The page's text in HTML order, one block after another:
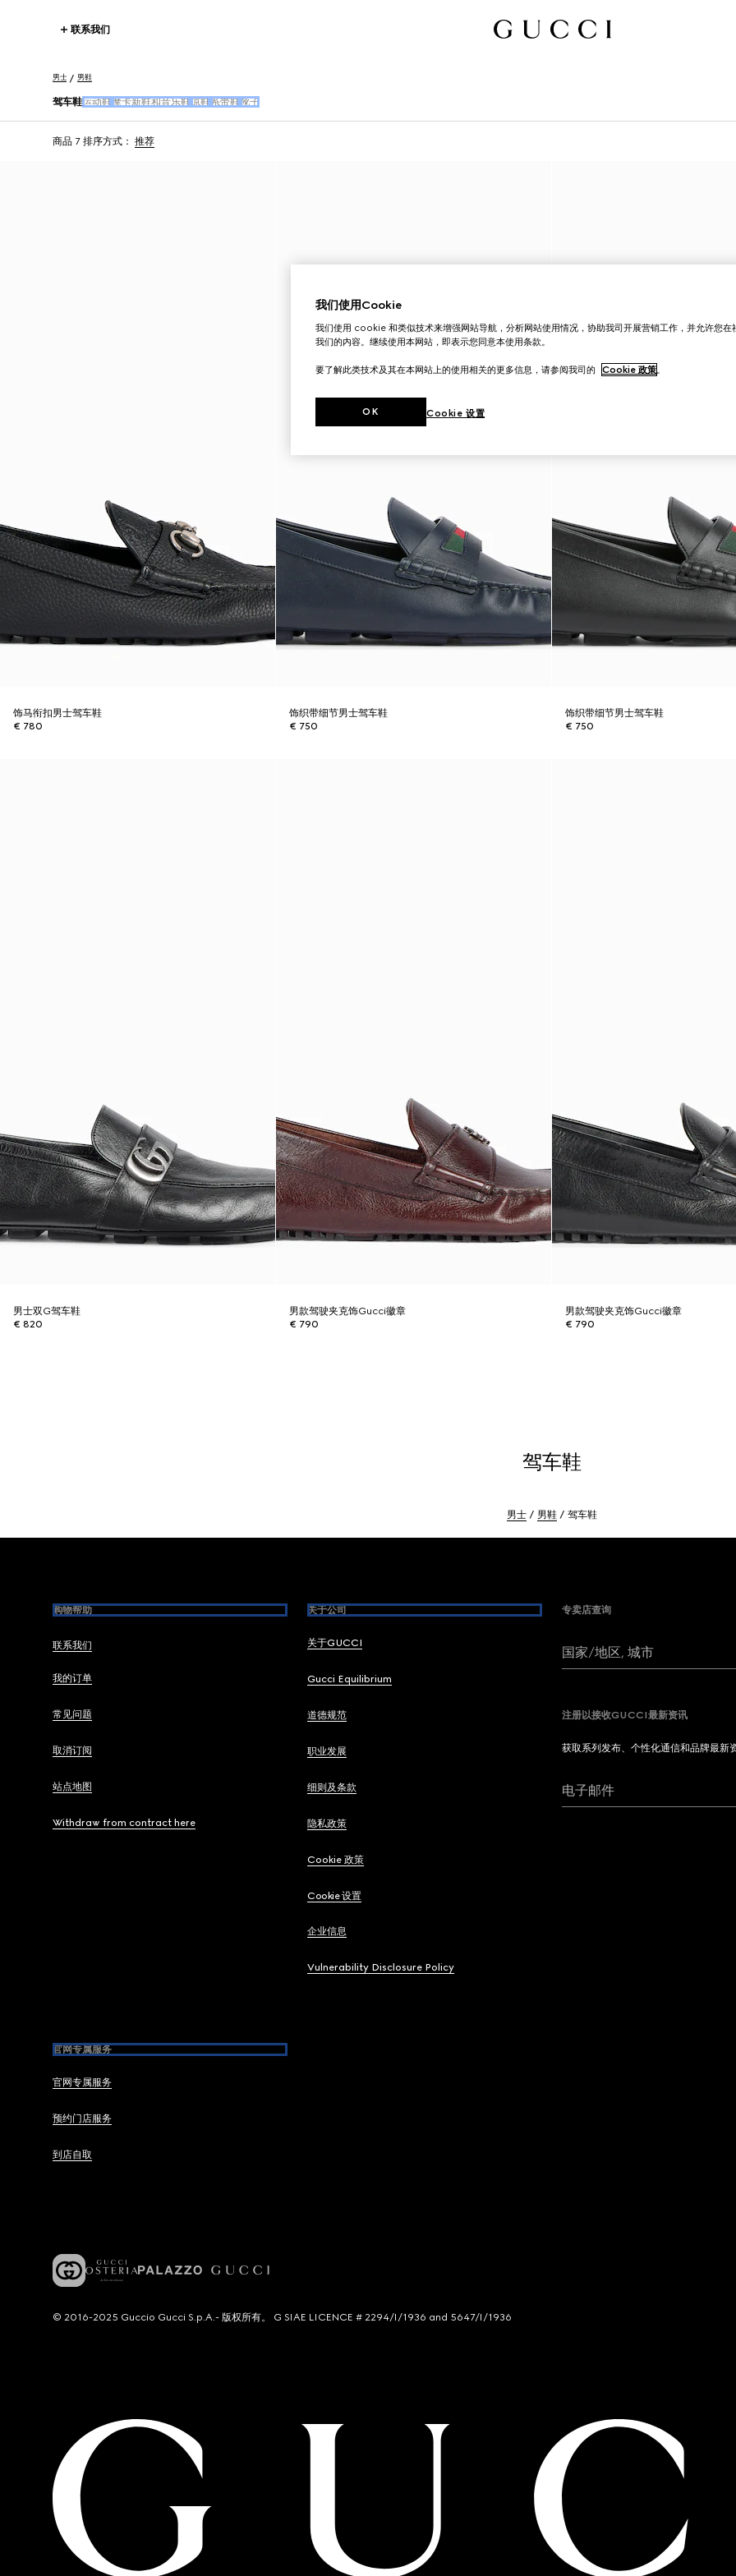
联系我们
男士 男鞋
驾车鞋 运动鞋 摩卡新鞋和音乐鞋 凉鞋 系带鞋 靴子
商品 7 排序方式： 推荐
饰马衔扣男士驾车鞋
€ 780
饰织带细节男士驾车鞋
€ 750
饰织带细节男士驾车鞋
€ 750
男士双G驾车鞋
€ 820
男款驾驶夹克饰Gucci徽章
€ 790
男款驾驶夹克饰Gucci徽章
€ 790
驾车鞋
男士 男鞋 驾车鞋
购物帮助
联系我们
我的订单
常见问题
取消订阅
站点地图
Withdraw from contract here
关于公司
关于GUCCI
Gucci Equilibrium
道德规范
职业发展
细则及条款
隐私政策
Cookie 政策
Cookie 设置
企业信息
Vulnerability Disclosure Policy
官网专属服务
官网专属服务
预约门店服务
到店自取
专卖店查询
国家/地区, 城市
注册以接收GUCCI最新资讯
获取系列发布、个性化通信和品牌最新
电子邮件
© 2016-2025 Guccio Gucci S.p.A.- 版权所有。 G SIAE LICENCE # 2294/I/1936 and 5647/I/1936
我们使用Cookie
我们使用 cookie 和类似技术来增强网站导航，分析网站使用情况，协助我司开展营销工作，并允许您在
我们的内容。继续使用本网站，即表示您同意本使用条款。
要了解此类技术及其在本网站上的使用相关的更多信息，请参阅我司的 Cookie 政策。
Cookie 设置
OK